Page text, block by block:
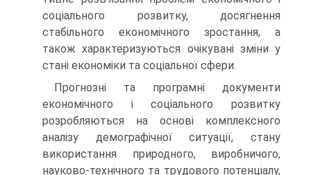
соціального розвитку, досягнення
стабільного економічного зростання, а
також характе­ризуються очікувані зміни у
стані економіки та соціальної сфери.
Прогнозні та програмні документи
економічного і соціального розвитку
розробляються на основі комплексного
аналізу демогра­фічної ситуації, стану
використання природного, виробничого,
науково-технічного та трудового потенціалу,